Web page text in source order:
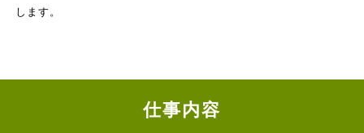
します。
仕事内容